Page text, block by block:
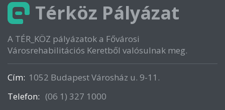
Térköz Pályázat
A TÉR_KÖZ pályázatok a Fővárosi
Városrehabilitációs Keretből valósulnak meg.
Cím: 1052 Budapest Városház u. 9-11.
Telefon: (06 1) 327 1000